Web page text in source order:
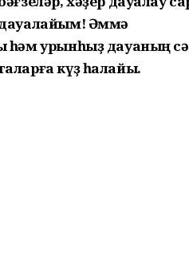
дауалайым! Әммә
һәм урынһыҙ дауаның
күҙ һалайыҡ.